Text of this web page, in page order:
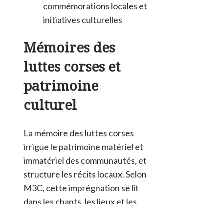
commémorations locales et
initiatives culturelles
Mémoires des
luttes corses et
patrimoine
culturel
La mémoire des luttes corses
irrigue le patrimoine matériel et
immatériel des communautés, et
structure les récits locaux. Selon
M3C, cette imprégnation se lit
dans les chants, les lieux et les